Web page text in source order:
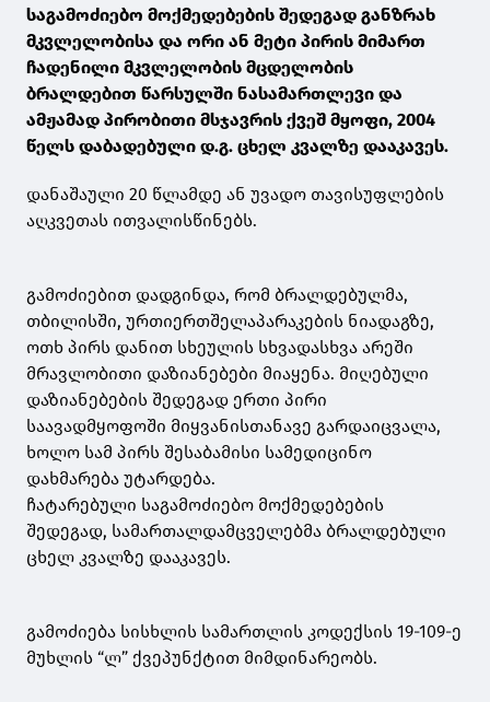
საგამოძიებო მოქმედებების შედეგად განზრახ
მკვლელობისა და ორი ან მეტი პირის მიმართ
ჩადენილი მკვლელობის მცდელობის
ბრალდებით წარსულში ნასამართლევი და
ამჟამად პირობითი მსჯავრის ქვეშ მყოფი, 2004
წელს დაბადებული დ.გ. ცხელ კვალზე დააკავეს.
დანაშაული 20 წლამდე ან უვადო თავისუფლების
აღკვეთას ითვალისწინებს.
გამოძიებით დადგინდა, რომ ბრალდებულმა,
თბილისში, ურთიერთშელაპარაკების ნიადაგზე,
ოთხ პირს დანით სხეულის სხვადასხვა არეში
მრავლობითი დაზიანებები მიაყენა. მიღებული
დაზიანებების შედეგად ერთი პირი
საავადმყოფოში მიყვანისთანავე გარდაიცვალა,
ხოლო სამ პირს შესაბამისი სამედიცინო
დახმარება უტარდება.
ჩატარებული საგამოძიებო მოქმედებების
შედეგად, სამართალდამცველებმა ბრალდებული
ცხელ კვალზე დააკავეს.
გამოძიება სისხლის სამართლის კოდექსის 19-109-ე
მუხლის “ლ” ქვეპუნქტით მიმდინარეობს.